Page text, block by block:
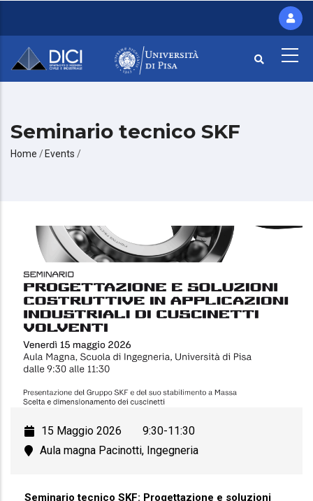
contenuto
principale
Seminario tecnico SKF
Briciole
Home / Events /
15 Maggio 2026
9:30-11:30
Aula magna Pacinotti, Ingegneria
Seminario tecnico SKF: Progettazione e soluzioni